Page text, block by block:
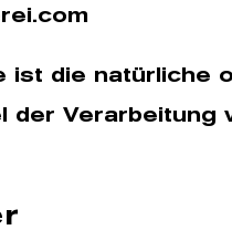
ist die natürliche
Verarbeitung